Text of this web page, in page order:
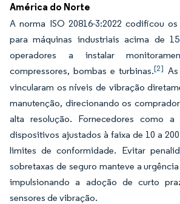
América do Norte
A norma ISO 20816-3:2022 codificou
para máquinas industriais acima de
operadores a instalar
compressores, bombas e turbinas.[2]
vincularam os níveis de vibração
manutenção, direcionando os
alta resolução. Fornecedores como a
dispositivos ajustados à faixa de 10 a
limites de conformidade. Evitar
sobretaxas de seguro manteve a
impulsionando a adoção de curto
sensores de vibração.